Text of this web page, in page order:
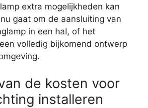
extra mogelijkheden kan
gaat om de aansluiting van
in een hal, of het
volledig bijkomend ontwerp
de kosten voor
installeren